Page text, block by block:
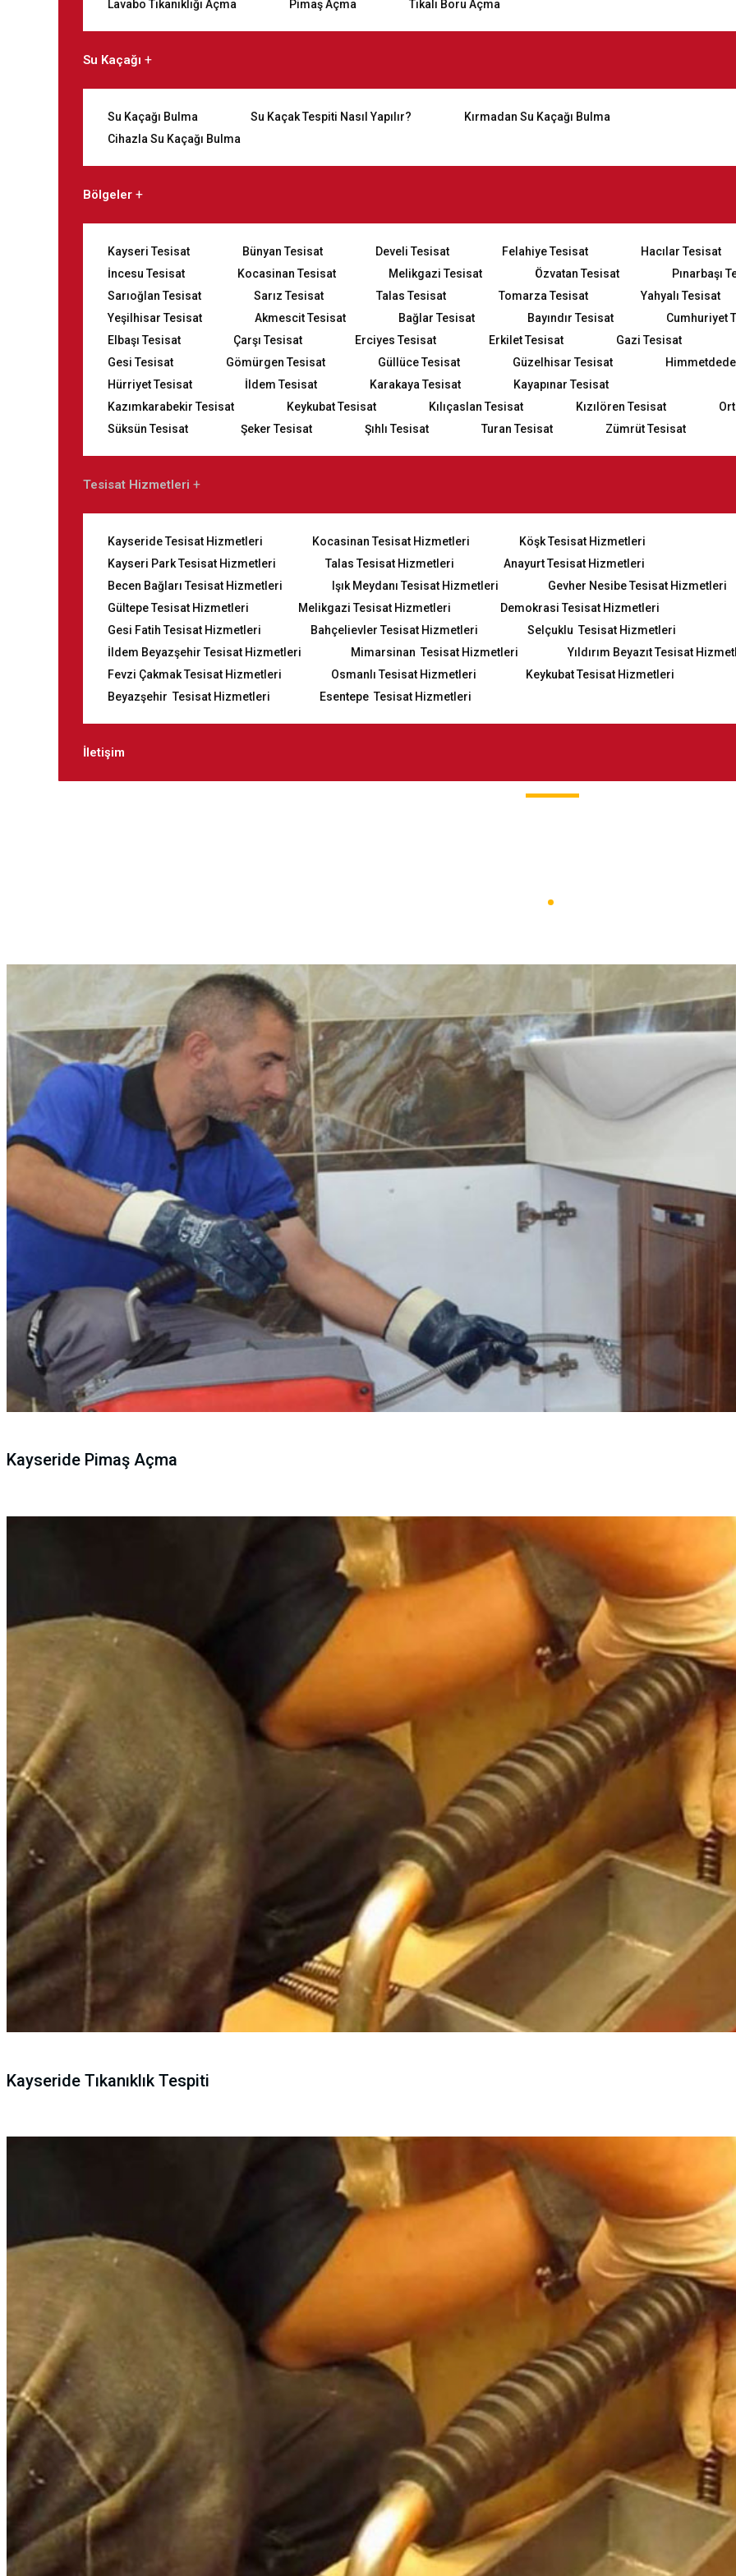
Lavabo Tıkanıklığı Açma
Pimaş Açma Tıkalı Boru Açma
Su Kaçağı
Su Kaçağı Bulma Su Kaçak Tespiti Nasıl Yapılır?
Kırmadan Su Kaçağı Bulma
Cihazla Su Kaçağı Bulma
Bölgeler
Kayseri Tesisat Bünyan Tesisat Develi Tesisat Felahiye Tesisat
Hacılar Tesisat
İncesu Tesisat
Kocasinan Tesisat Melikgazi Tesisat Özvatan Tesisat
Pınarbaşı
Sarıoğlan Tesisat
Sarız Tesisat Talas Tesisat Tomarza Tesisat
Yahyalı Tesisat
Yeşilhisar Tesisat
Akmescit Tesisat Bağlar Tesisat Bayındır Tesisat
Cumhuriyet
Elbaşı Tesisat
Çarşı Tesisat Erciyes Tesisat Erkilet Tesisat
Gazi Tesisat
Gesi Tesisat
Gömürgen Tesisat Güllüce Tesisat Güzelhisar Tesisat
Hürriyet Tesisat
İldem Tesisat Karakaya Tesisat
Kayapınar Tesisat
Kazımkarabekir Tesisat
Keykubat Tesisat Kılıçaslan Tesisat Kızılören Tesisat
Süksün Tesisat
Şeker Tesisat Şıhlı Tesisat Turan Tesisat Zümrüt Tesisat
Tesisat Hizmetleri
Kayseride Tesisat Hizmetleri Kocasinan Tesisat Hizmetleri
Köşk Tesisat Hizmetleri
Kayseri Park Tesisat Hizmetleri
Talas Tesisat Hizmetleri
Anayurt Tesisat Hizmetleri
Becen Bağları Tesisat Hizmetleri
Işık Meydanı Tesisat Hizmetleri
Gevher Nesibe Tesisat Hizmetleri
Gültepe Tesisat Hizmetleri
Melikgazi Tesisat Hizmetleri
Demokrasi Tesisat Hizmetleri
Gesi Fatih Tesisat Hizmetleri
Bahçelievler Tesisat Hizmetleri
Selçuklu Tesisat Hizmetleri
İldem Beyazşehir Tesisat Hizmetleri
Mimarsinan Tesisat Hizmetleri
Yıldırım Beyazıt Tesisat
Fevzi Çakmak Tesisat Hizmetleri
Osmanlı Tesisat Hizmetleri
Keykubat Tesisat Hizmetleri
Beyazşehir Tesisat Hizmetleri
Esentepe Tesisat Hizmetleri
İletişim
Kayseride Pimaş Açma
Kayseride Tıkanıklık Tespiti